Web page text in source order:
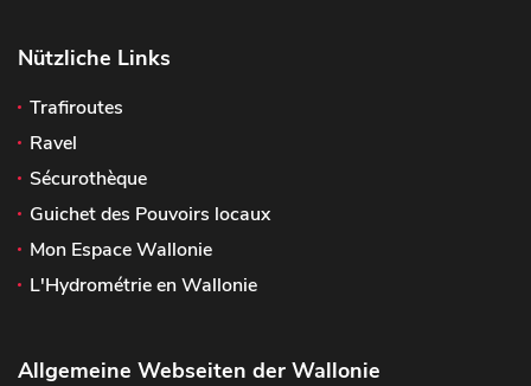
Nützliche Links
Trafiroutes
Ravel
Sécurothèque
Guichet des Pouvoirs locaux
Mon Espace Wallonie
L'Hydrométrie en Wallonie
Allgemeine Webseiten der Wallonie